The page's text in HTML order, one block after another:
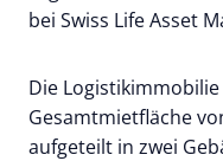
bei Swiss Life Asset
Die
Gesamtmietfläche
aufgeteilt in zwei